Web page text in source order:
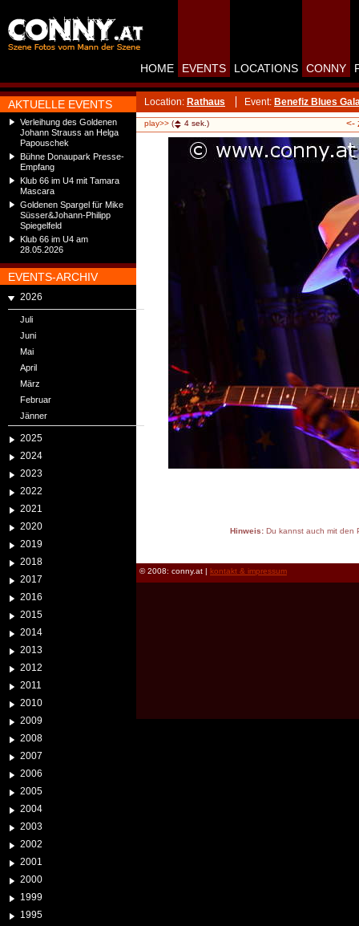
AKTUELLE EVENTS
Verleihung des Goldenen
Johann Strauss an Helga
Papouschek
Bühne Donaupark Presse-
Empfang
Klub 66 im U4 mit Tamara
Mascara
Goldenen Spargel für Mike
Süsser&Johann-Philipp
Spiegelfeld
Klub 66 im U4 am
28.05.2026
EVENTS-ARCHIV
2026
Juli
Juni
Mai
April
März
Februar
Jänner
2025
2024
2023
2022
2021
2020
2019
2018
2017
2016
2015
2014
2013
2012
2011
2010
2009
2008
2007
2006
2005
2004
2003
2002
2001
2000
1999
1995
HOME EVENTS LOCATIONS CONNY
Location: Rathaus Event: Benefiz Blues
play>> ( 4 sek.) <-
Hinweis:Du kannst auch mit den
© 2008: conny.at | kontakt & impressum